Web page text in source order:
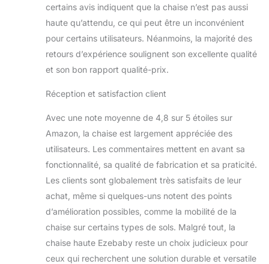
certains avis indiquent que la chaise n’est pas aussi
haute qu’attendu, ce qui peut être un inconvénient
pour certains utilisateurs. Néanmoins, la majorité des
retours d’expérience soulignent son excellente qualité
et son bon rapport qualité-prix.
Réception et satisfaction client
Avec une note moyenne de 4,8 sur 5 étoiles sur
Amazon, la chaise est largement appréciée des
utilisateurs. Les commentaires mettent en avant sa
fonctionnalité, sa qualité de fabrication et sa praticité.
Les clients sont globalement très satisfaits de leur
achat, même si quelques-uns notent des points
d’amélioration possibles, comme la mobilité de la
chaise sur certains types de sols. Malgré tout, la
chaise haute Ezebaby reste un choix judicieux pour
ceux qui recherchent une solution durable et versatile